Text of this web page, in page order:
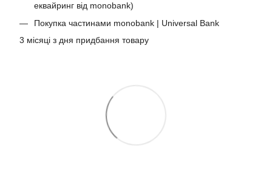
еквайринг від monobank)
Покупка частинами monobank | Universal Bank
3 місяці з дня придбання товару